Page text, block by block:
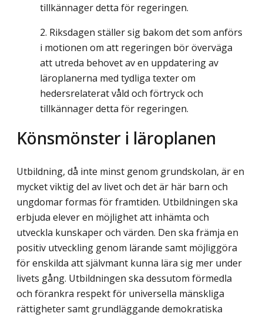
tillkännager detta för regeringen.
Riksdagen ställer sig bakom det som anförs
i motionen om att regeringen bör överväga
att utreda behovet av en uppdatering av
läroplanerna med tydliga texter om
hedersrelaterat våld och förtryck och
tillkännager detta för regeringen.
Könsmönster i läroplanen
Utbildning, då inte minst genom grundskolan, är en
mycket viktig del av livet och det är här barn och
ungdomar formas för framtiden. Utbildningen ska
erbjuda elever en möjlighet att inhämta och
utveckla kunskaper och värden. Den ska främja en
positiv utveckling genom lärande samt möjliggöra
för enskilda att självmant kunna lära sig mer under
livets gång. Utbildningen ska dessutom förmedla
och förankra respekt för universella mänskliga
rättigheter samt grundläggande demokratiska